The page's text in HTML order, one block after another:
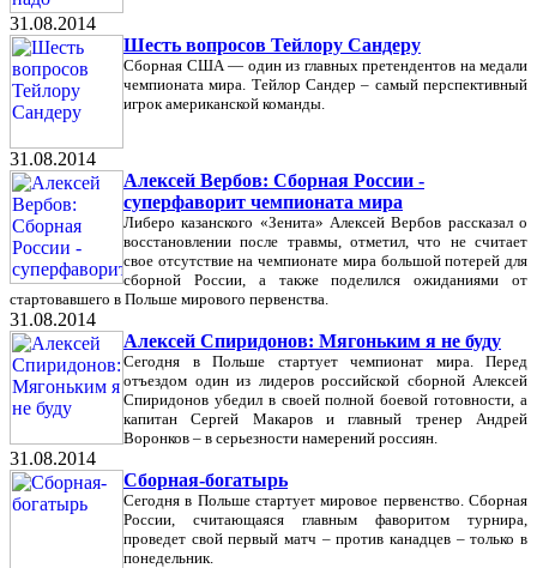
31.08.2014
Шесть вопросов Тейлору Сандеру
Сборная США — один из главных претендентов на медали
чемпионата мира. Тейлор Сандер – самый перспективный
игрок американской команды.
31.08.2014
Алексей Вербов: Сборная России -
суперфаворит чемпионата мира
Либеро казанского «Зенита» Алексей Вербов рассказал о
восстановлении после травмы, отметил, что не считает
свое отсутствие на чемпионате мира большой потерей для
сборной России, а также поделился ожиданиями от
стартовавшего в Польше мирового первенства.
31.08.2014
Алексей Спиридонов: Мягоньким я не буду
Сегодня в Польше стартует чемпионат мира. Перед
отъездом один из лидеров российской сборной Алексей
Спиридонов убедил в своей полной боевой готовности, а
капитан Сергей Макаров и главный тренер Андрей
Воронков – в серьезности намерений россиян.
31.08.2014
Сборная-богатырь
Сегодня в Польше стартует мировое первенство. Сборная
России, считающаяся главным фаворитом турнира,
проведет свой первый матч – против канадцев – только в
понедельник.